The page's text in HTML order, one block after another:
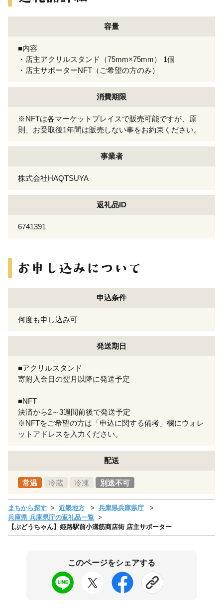
容量
■内容
・店主アクリルスタンド（75mm×75mm） 1個
・店主サポーターNFT（ご希望の方のみ）
消費期限
※NFTは各マーケットプレイスで販売可能ですが、原
則、お受取後1年間は販売しない事をお約束ください。
事業者
株式会社HAQTSUYA
返礼品ID
6741391
申込条件
何度も申し込み可
発送期日
■アクリルスタンド
寄附入金日の翌月以降に発送予定
■NFT
決済から2～3週間前後で発送予定
※NFTをご希望の方は「申込に関する備考」欄にウォレ
ットアドレスを入力ください。
配送
常温 冷蔵 冷凍 別送不可
まちから探す 近畿地方
兵庫県兵庫県庁
兵庫県 兵庫県庁の返礼品一覧
【ぶどうちゃん】姫路駅前小溝筋商店街 店主サポーター
このページをシェアする